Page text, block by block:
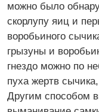
можно было
скорлупу яиц и
воробьиного
грызуны и
гнездо можно по
пуха жертв
Другим способом